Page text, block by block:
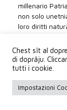
millenario
non solo
loro diritti
carta, non
effettivamente
ecclesiastico.
Queste
Chest sît al
di doprâju.
tutti i cookie.
Impostazioni